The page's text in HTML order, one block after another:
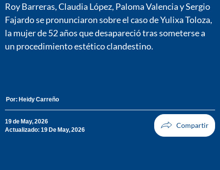
Roy Barreras, Claudia López, Paloma Valencia y Sergio
Fajardo se pronunciaron sobre el caso de Yulixa Toloza,
la mujer de 52 años que desapareció tras someterse a
un procedimiento estético clandestino.
Por: Heidy Carreño
19 de May, 2026
Actualizado: 19 De May, 2026